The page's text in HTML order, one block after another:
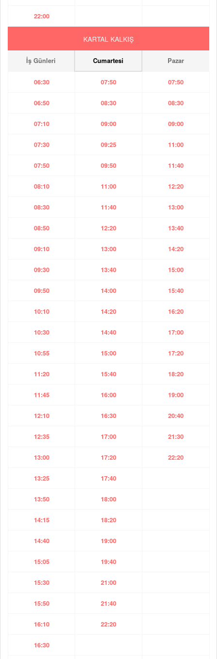
22:00
KARTAL KALKIŞ
İş Günleri Cumartesi Pazar
06:30 07:50 07:50
06:50 08:30 08:30
07:10 09:00 09:00
07:30 09:25 11:00
07:50 09:50 11:40
08:10 11:00 12:20
08:30 11:40 13:00
08:50 12:20 13:40
09:10 13:00 14:20
09:30 13:40 15:00
09:50 14:00 15:40
10:10 14:20 16:20
10:30 14:40 17:00
10:55 15:00 17:20
11:20 15:40 18:20
11:45 16:00 19:00
12:10 16:30 20:40
12:35 17:00 21:30
13:00 17:20 22:20
13:25 17:40
13:50 18:00
14:15 18:20
14:40 19:00
15:05 19:40
15:30 21:00
15:50 21:40
16:10 22:20
16:30